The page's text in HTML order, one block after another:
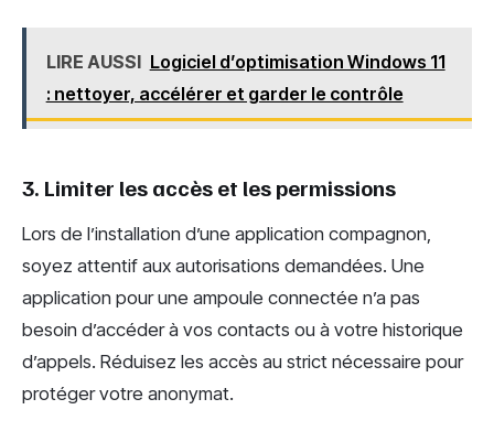
LIRE AUSSI Logiciel d’optimisation Windows 11
: nettoyer, accélérer et garder le contrôle
3. Limiter les accès et les permissions
Lors de l’installation d’une application compagnon,
soyez attentif aux autorisations demandées. Une
application pour une ampoule connectée n’a pas
besoin d’accéder à vos contacts ou à votre historique
d’appels. Réduisez les accès au strict nécessaire pour
protéger votre anonymat.